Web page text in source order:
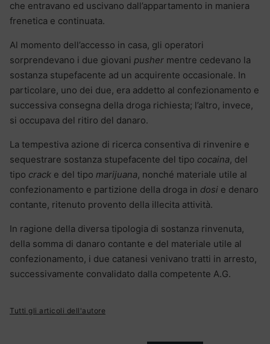
che entravano ed uscivano dall’appartamento in maniera
frenetica e continuata.
Al momento dell’accesso in casa, gli operatori
sorprendevano i due giovani pusher mentre cedevano la
sostanza stupefacente ad un acquirente occasionale. In
particolare, uno dei due, era addetto al confezionamento e
successiva consegna della droga richiesta; l’altro, invece,
si occupava del ritiro del danaro.
La tempestiva azione di ricerca consentiva di rinvenire e
sequestrare sostanza stupefacente del tipo cocaina, del
tipo crack e del tipo marijuana, nonché materiale utile al
confezionamento e partizione della droga in dosi e denaro
contante, ritenuto provento della illecita attività.
In ragione della diversa tipologia di sostanza rinvenuta,
della somma di danaro contante e del materiale utile al
confezionamento, i due catanesi venivano tratti in arresto,
successivamente convalidato dalla competente A.G.
Tutti gli articoli dell'autore